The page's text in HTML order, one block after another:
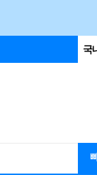
국